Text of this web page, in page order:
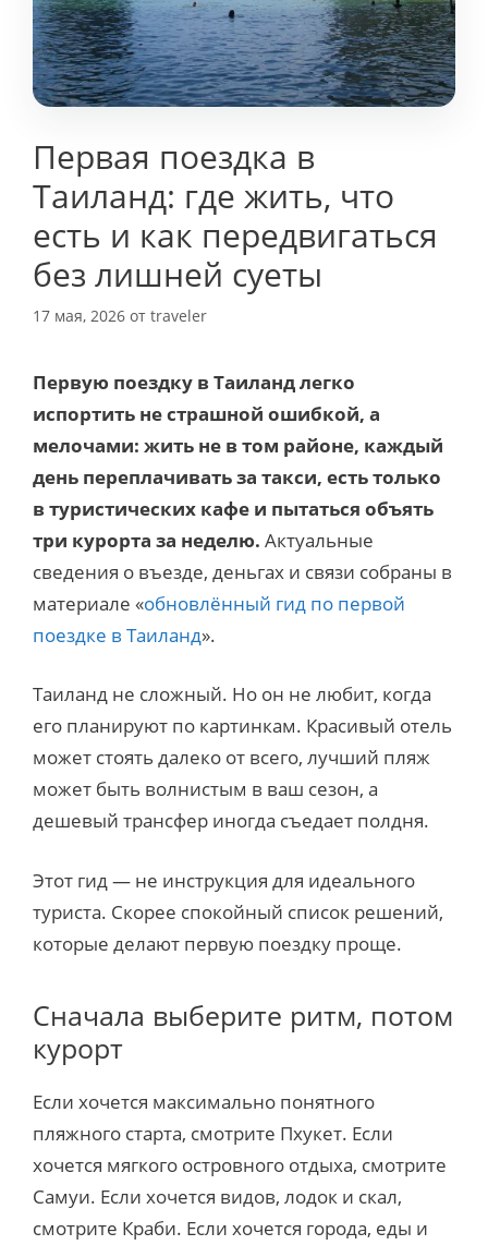
Первая поездка в
Таиланд: где жить, что
есть и как передвигаться
без лишней суеты
17 мая, 2026 от traveler
Первую поездку в Таиланд легко
испортить не страшной ошибкой, а
мелочами: жить не в том районе, каждый
день переплачивать за такси, есть только
в туристических кафе и пытаться объять
три курорта за неделю. Актуальные
сведения о въезде, деньгах и связи собраны в
материале «обновлённый гид по первой
поездке в Таиланд».
Таиланд не сложный. Но он не любит, когда
его планируют по картинкам. Красивый отель
может стоять далеко от всего, лучший пляж
может быть волнистым в ваш сезон, а
дешевый трансфер иногда съедает полдня.
Этот гид — не инструкция для идеального
туриста. Скорее спокойный список решений,
которые делают первую поездку проще.
Сначала выберите ритм, потом
курорт
Если хочется максимально понятного
пляжного старта, смотрите Пхукет. Если
хочется мягкого островного отдыха, смотрите
Самуи. Если хочется видов, лодок и скал,
смотрите Краби. Если хочется города, еды и